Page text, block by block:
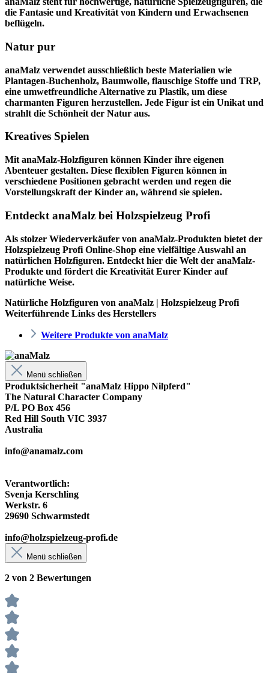
die Fantasie und Kreativität von Kindern und Erwachsenen
beflügeln.
Natur pur
anaMalz verwendet ausschließlich beste Materialien wie
Plantagen-Buchenholz, Baumwolle, flauschige Stoffe und TRP,
eine umwetfreundliche Alternative zu Plastik, um diese
charmanten Figuren herzustellen. Jede Figur ist ein Unikat und
strahlt die Schönheit der Natur aus.
Kreatives Spielen
Mit anaMalz-Holzfiguren können Kinder ihre eigenen
Abenteuer gestalten. Diese flexiblen Figuren können in
verschiedene Positionen gebracht werden und regen die
Vorstellungskraft der Kinder an, während sie spielen.
Entdeckt anaMalz bei Holzspielzeug Profi
Als stolzer Wiederverkäufer von anaMalz-Produkten bietet der
Holzspielzeug Profi Online-Shop eine vielfältige Auswahl an
natürlichen Holzfiguren. Entdeckt hier die Welt der anaMalz-
Produkte und fördert die Kreativität Eurer Kinder auf
natürliche Weise.
Natürliche Holzfiguren von anaMalz | Holzspielzeug Profi
Weiterführende Links des Herstellers
Weitere Produkte von anaMalz
Menü schließen
Produktsicherheit "anaMalz Hippo Nilpferd"
The Natural Character Company
P/L PO Box 456
Red Hill South VIC 3937
Australia
info@anamalz.com
Verantwortlich:
Svenja Kerschling
Werkstr. 6
29690 Schwarmstedt
info@holzspielzeug-profi.de
Menü schließen
2 von 2 Bewertungen